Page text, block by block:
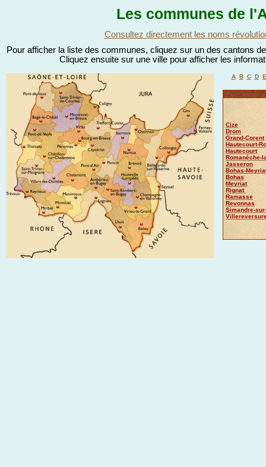
Les communes de
Consultez directement les noms
Pour afficher la liste des communes, cliquez sur un des cantons
Cliquez ensuite sur une ville pour afficher les
A B C D E
Cize
Drom
Grand-Corent
Hautecourt-
Hautecourt
Romanèche-
Jasseron
Bohas-
Bohas
Meyriat
Rignat
Ramasse
Revonnas
Simandre-